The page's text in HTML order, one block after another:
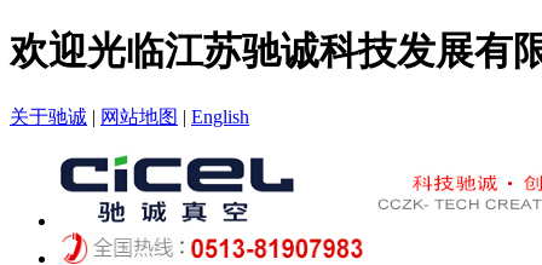
欢迎光临江苏驰诚科技发展有
关于驰诚 | 网站地图 | English